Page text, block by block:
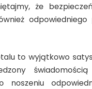
że
to wyjątkowo
noszeniu